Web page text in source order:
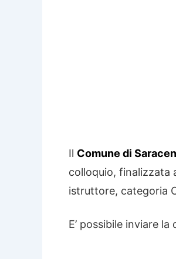
Il Comune di
colloquio, finalizzata
istruttore, categoria
E’ possibile inviare